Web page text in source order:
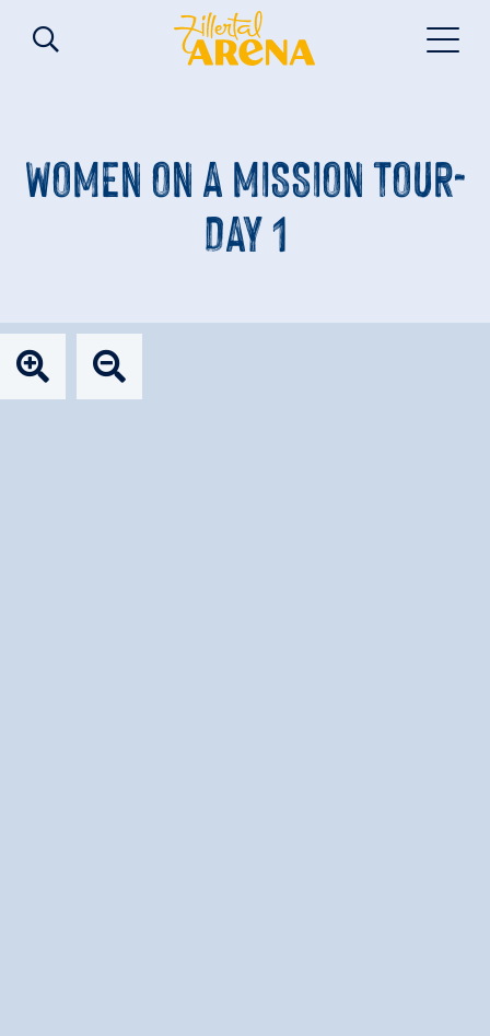
WOMEN ON A MISSION TOUR-
DAY 1